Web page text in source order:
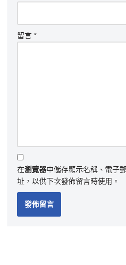
留言 *
在瀏覽器中儲存顯示名稱、電子
址，以供下次發佈留言時使用。